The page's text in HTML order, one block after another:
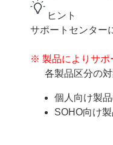
ヒント
サポートセンター
※ 製品によりサポ
各製品区分の
個人向け製
SOHO向け